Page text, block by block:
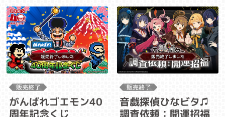
がんばれゴエモン40
周年記念くじ
音戯探偵ひなビタ♫
調査依頼：開運招福